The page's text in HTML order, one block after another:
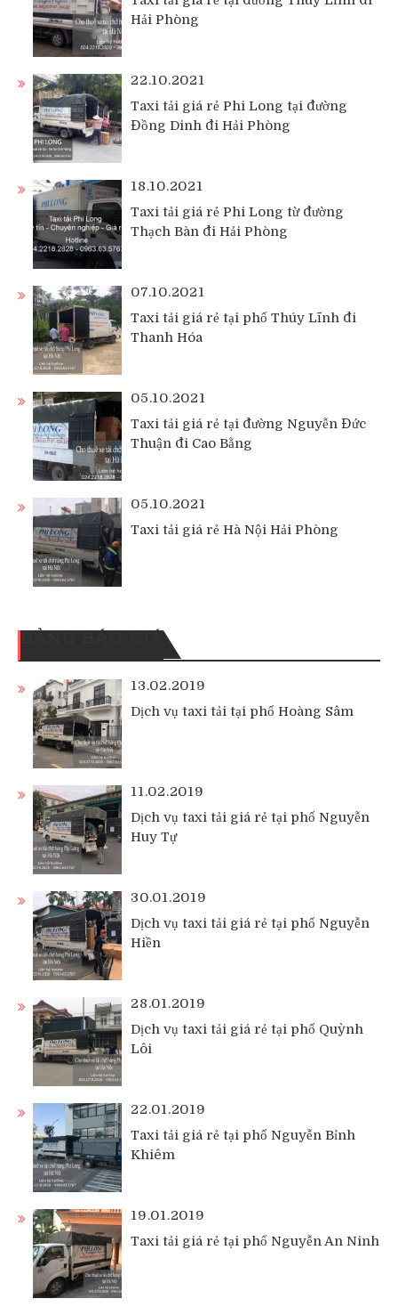
Hải Phòng
22.10.2021
Taxi tải giá rẻ Phi Long tại đường
Đồng Dinh đi Hải Phòng
18.10.2021
Taxi tải giá rẻ Phi Long từ đường
Thạch Bàn đi Hải Phòng
07.10.2021
Taxi tải giá rẻ tại phố Thúy Lĩnh đi
Thanh Hóa
05.10.2021
Taxi tải giá rẻ tại đường Nguyễn Đức
Thuận đi Cao Bằng
05.10.2021
Taxi tải giá rẻ Hà Nội Hải Phòng
BẢNG BÁO GIÁ
13.02.2019
Dịch vụ taxi tải tại phố Hoàng Sâm
11.02.2019
Dịch vụ taxi tải giá rẻ tại phố Nguyễn
Huy Tự
30.01.2019
Dịch vụ taxi tải giá rẻ tại phố Nguyễn
Hiền
28.01.2019
Dịch vụ taxi tải giá rẻ tại phố Quỳnh
Lôi
22.01.2019
Taxi tải giá rẻ tại phố Nguyễn Bỉnh
Khiêm
19.01.2019
Taxi tải giá rẻ tại phố Nguyễn An Ninh